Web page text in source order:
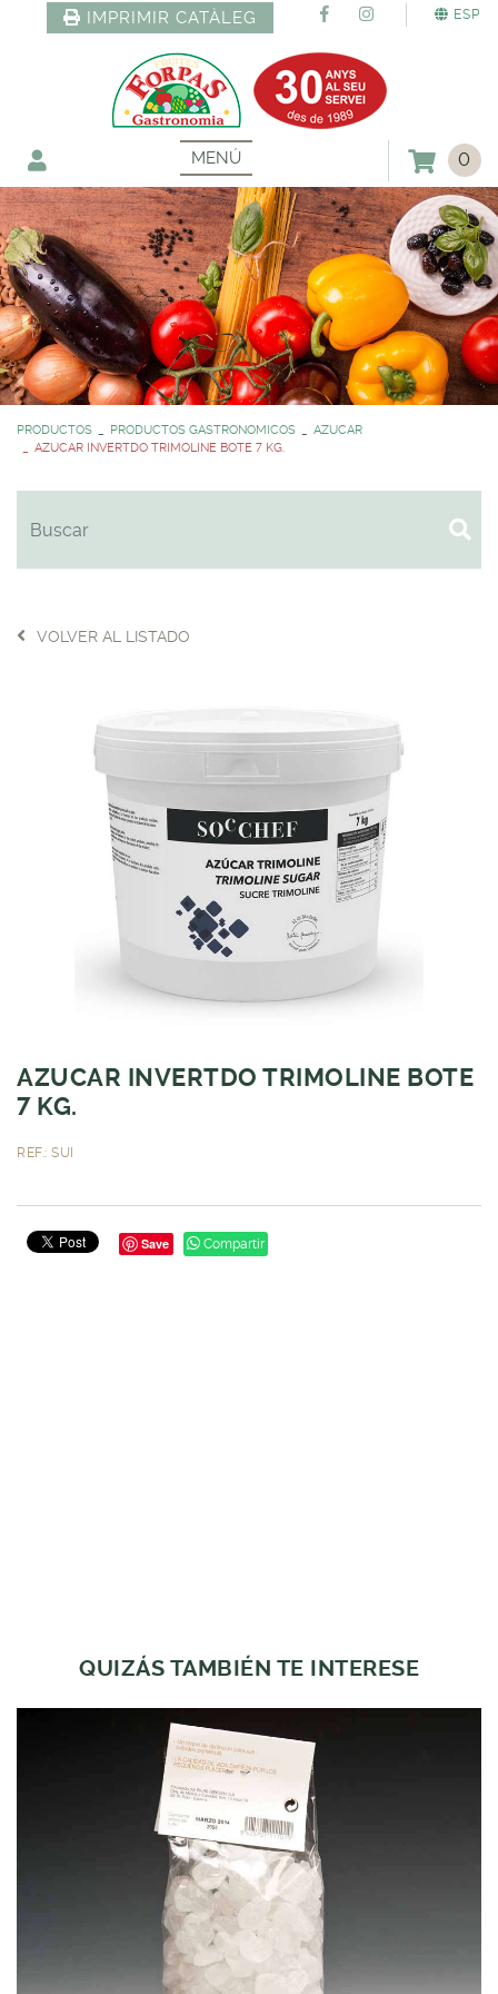
ESP
IMPRIMIR CATÀLEG
MENÚ 0
PRODUCTOS PRODUCTOS GASTRONOMICOS
AZUCAR
AZUCAR INVERTDO TRIMOLINE BOTE 7 KG.
VOLVER AL LISTADO
AZUCAR INVERTDO TRIMOLINE BOTE
7 KG.
REF.: SUI
Save Compartir
QUIZÁS TAMBIÉN TE INTERESE